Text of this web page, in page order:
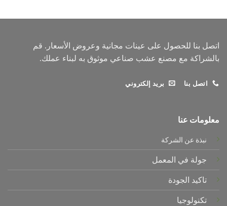
اتصل بنا للحصول على عينات مجانية وعروض الأسعار. قم
بالشراكة مع مصنع عشب صناعي موثوق به لبناء عملك.
اتصل بنا بريد إلكتروني
معلومات عنا
نبذة عن الشركة
جولة في المعمل
تاكيد الجودة
تكنولوجيا